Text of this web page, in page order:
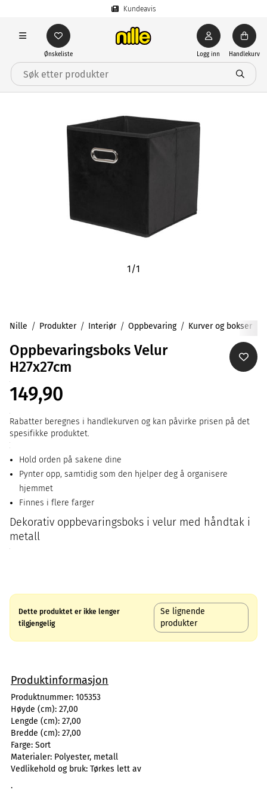
Kundeavis
Ønskeliste Logg inn Handlekurv
1/1
Nille Produkter Interiør Oppbevaring Kurver og bokser
Oppbevaringsboks Velur
H27x27cm
149,90
Rabatter beregnes i handlekurven og kan påvirke prisen på det
spesifikke produktet.
Hold orden på sakene dine
Pynter opp, samtidig som den hjelper deg å organisere
hjemmet
Finnes i flere farger
Dekorativ oppbevaringsboks i velur med håndtak i
metall
Dette produktet er ikke lenger
tilgjengelig
Se lignende
produkter
Produktinformasjon
Produktnummer: 105353
Høyde (cm): 27,00
Lengde (cm): 27,00
Bredde (cm): 27,00
Farge: Sort
Materialer: Polyester, metall
Vedlikehold og bruk: Tørkes lett av
.